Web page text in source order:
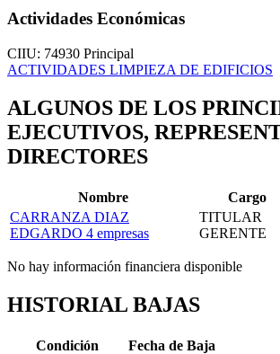
Actividades Económicas
CIIU: 74930 Principal
ACTIVIDADES LIMPIEZA DE EDIFICIOS
ALGUNOS DE LOS
EJECUTIVOS,
DIRECTORES
Nombre Cargo
CARRANZA DIAZ
EDGARDO 4 empresas
TITULAR
GERENTE
No hay información financiera disponible
HISTORIAL BAJAS
Condición
Fecha de Baja